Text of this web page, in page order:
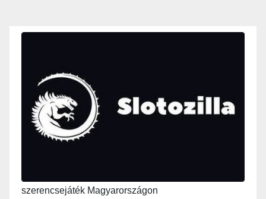
szerencsejáték Magyarországon